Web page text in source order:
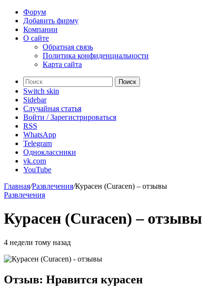
Форум
Добавить фирму
Компании
О сайте
Обратная связь
Политика конфиденциальности
Карта сайта
Поиск
Switch skin
Sidebar
Случайная статья
Войти / Зарегистрироваться
RSS
WhatsApp
Telegram
Одноклассники
vk.com
YouTube
Главная/Развлечения/Курасен (Curacen) – отзывы
Развлечения
Курасен (Curacen) – отзывы
4 недели тому назад
Отзыв: Нравится курасен